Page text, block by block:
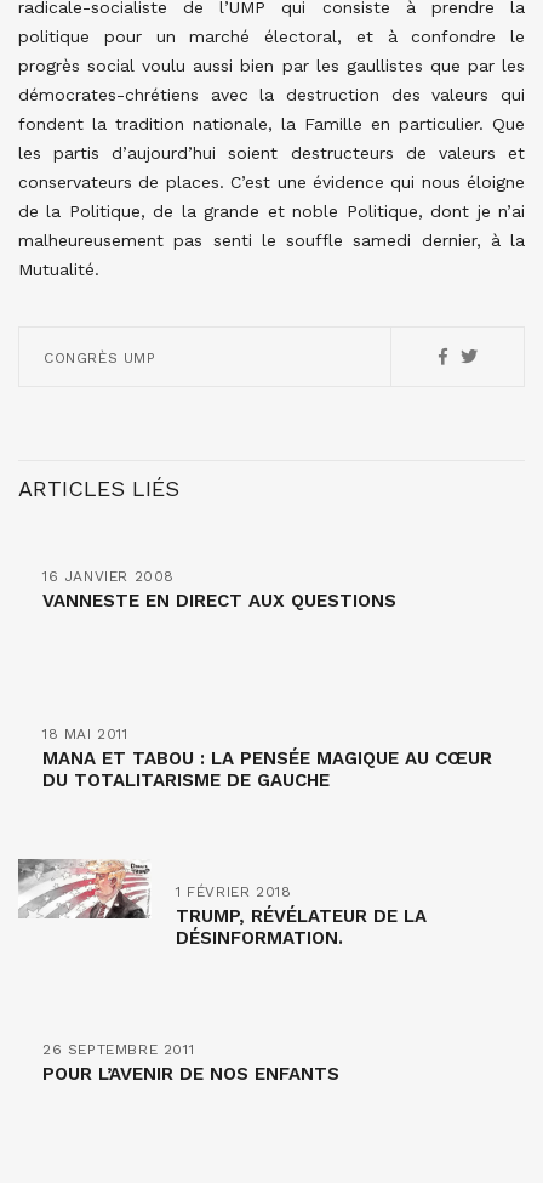
radicale-socialiste de l’UMP qui consiste à prendre la
politique pour un marché électoral, et à confondre le
progrès social voulu aussi bien par les gaullistes que par les
démocrates-chrétiens avec la destruction des valeurs qui
fondent la tradition nationale, la Famille en particulier. Que
les partis d’aujourd’hui soient destructeurs de valeurs et
conservateurs de places. C’est une évidence qui nous éloigne
de la Politique, de la grande et noble Politique, dont je n’ai
malheureusement pas senti le souffle samedi dernier, à la
Mutualité.
CONGRÈS UMP
ARTICLES LIÉS
16 JANVIER 2008
VANNESTE EN DIRECT AUX QUESTIONS
18 MAI 2011
MANA ET TABOU : LA PENSÉE MAGIQUE AU CŒUR
DU TOTALITARISME DE GAUCHE
1 FÉVRIER 2018
TRUMP, RÉVÉLATEUR DE LA
DÉSINFORMATION.
26 SEPTEMBRE 2011
POUR L’AVENIR DE NOS ENFANTS